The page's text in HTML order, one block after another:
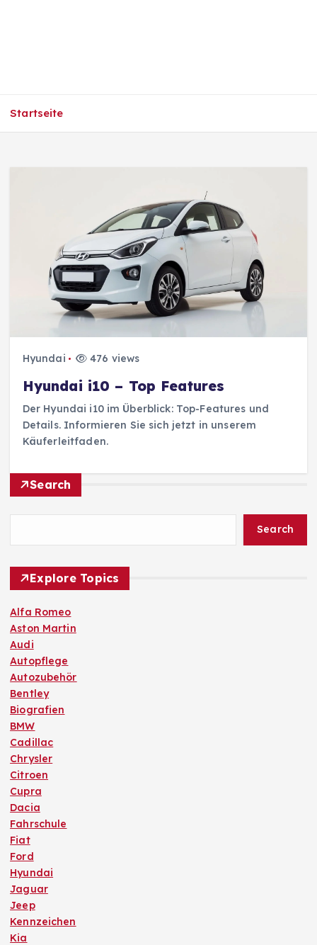
Startseite
Hyundai 476 views
Hyundai i10 – Top Features
Der Hyundai i10 im Überblick: Top-Features und
Details. Informieren Sie sich jetzt in unserem
Käuferleitfaden.
Search
Search
Explore Topics
Alfa Romeo
Aston Martin
Audi
Autopflege
Autozubehör
Bentley
Biografien
BMW
Cadillac
Chrysler
Citroen
Cupra
Dacia
Fahrschule
Fiat
Ford
Hyundai
Jaguar
Jeep
Kennzeichen
Kia